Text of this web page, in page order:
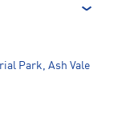
Park, Ash Vale